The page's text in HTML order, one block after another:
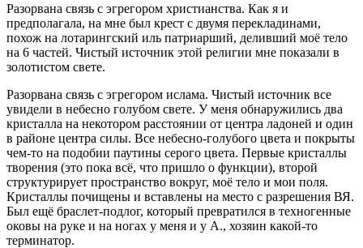
Разорвана связь с эгрегором христианства. Как я и
предполагала, на мне был крест с двумя перекладинами,
похож на лотарингский иль патриарший, деливший моё тело
на 6 частей. Чистый источник этой религии мне показали в
золотистом свете.
Разорвана связь с эгрегором ислама. Чистый источник все
увидели в небесно голубом свете. У меня обнаружились два
кристалла на некотором расстоянии от центра ладоней и один
в районе центра силы. Все небесно-голубого цвета и покрыты
чем-то на подобии паутины серого цвета. Первые кристаллы
творения (это пока всё, что пришло о функции), второй
структурирует пространство вокруг, моё тело и мои поля.
Кристаллы почищены и вставлены на место с разрешения ВЯ.
Был ещё браслет-подлог, который превратился в техногенные
оковы на руке и на ногах у меня и у А., хозяин какой-то
терминатор.